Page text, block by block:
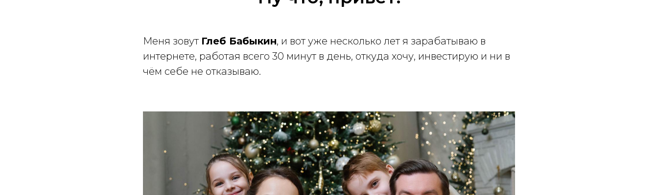
Меня зовут Глеб Бабыкин, и вот уже несколько лет я зарабатываю в
интернете, работая всего 30 минут в день, откуда хочу, инвестирую и ни в
чём себе не отказываю.